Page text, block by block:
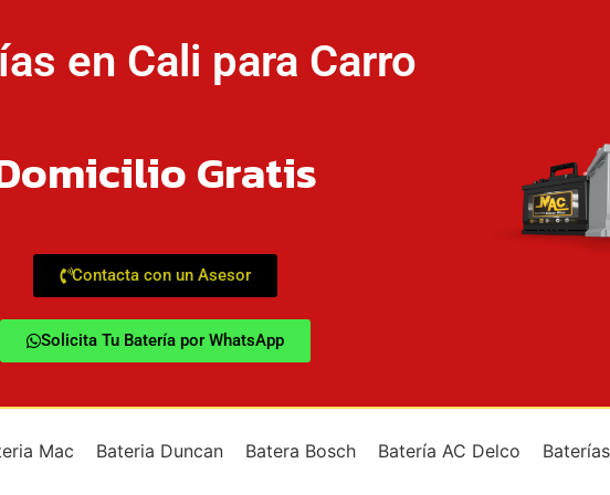
en Cali para Carro
Gratis
Contacta con un Asesor
Solicita Tu Batería por WhatsApp
Mac Bateria Duncan Batera Bosch Batería AC Delco